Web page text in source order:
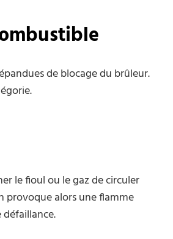
de blocage du brûleur.
le fioul ou le gaz de circuler
provoque alors une flamme